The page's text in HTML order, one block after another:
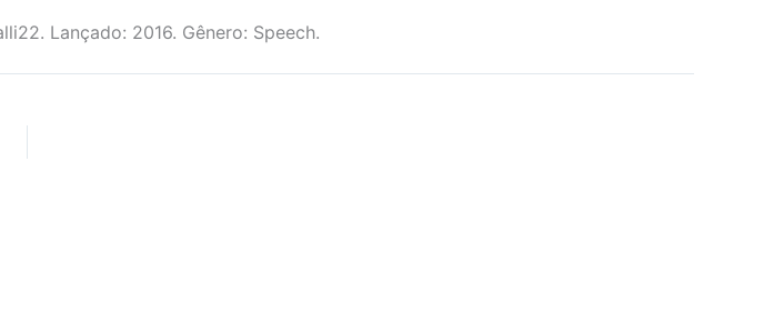
Lançado: 2016. Gênero: Speech.